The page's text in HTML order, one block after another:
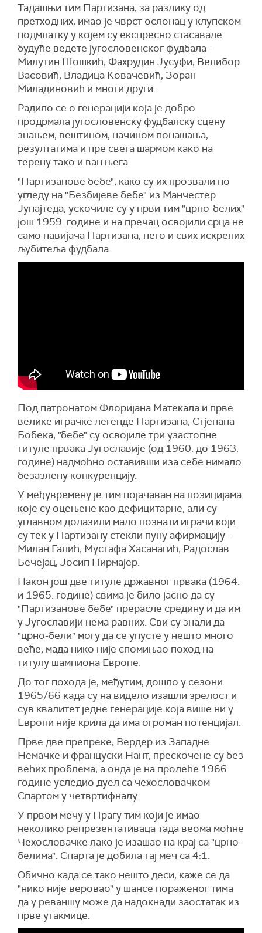
Тадашњи тим Партизана, за разлику од
претходних, имао је чврст ослонац у клупском
подмлатку у којем су експресно стасавале
будуће ведете југословенског фудбала -
Милутин Шошкић, Фахрудин Јусуфи, Велибор
Васовић, Владица Ковачевић, Зоран
Миладиновић и многи други.
Радило се о генерацији која је добро
продрмала југословенску фудбалску сцену
знањем, вештином, начином понашања,
резултатима и пре свега шармом како на
терену тако и ван њега.
"Партизанове бебе", како су их прозвали по
угледу на "Безбијеве бебе" из Манчестер
Јунајтеда, ускочиле су у први тим "црно-белих"
још 1959. године и на пречац освојили срца не
само навијача Партизана, него и свих искрених
љубитеља фудбала.
Под патронатом Флоријана Матекала и прве
велике играчке легенде Партизана, Стјепана
Бобека, "бебе" су освојиле три узастопне
титуле првака Југославије (од 1960. до 1963.
године) надмоћно оставивши иза себе нимало
безазлену конкуренцију.
У међувремену је тим појачаван на позицијама
које су оцењене као дефицитарне, али су
углавном долазили мало познати играчи који
су тек у Партизану стекли пуну афирмацију -
Милан Галић, Мустафа Хасанагић, Радослав
Бечејац, Јосип Пирмајер.
Након још две титуле државног првака (1964.
и 1965. године) свима је било јасно да су
"Партизанове бебе" прерасле средину и да им
у Југославији нема равних. Сви су знали да
"црно-бели" могу да се упусте у нешто много
веће, мада нико није спомињао поход на
титулу шампиона Европе.
До тог похода је, међутим, дошло у сезони
1965/66 када су на видело изашли зрелост и
сув квалитет једне генерације која више ни у
Европи није крила да има огроман потенцијал.
Прве две препреке, Вердер из Западне
Немачке и француски Нант, прескочене су без
већих проблема, а онда је на пролеће 1966.
године уследио дуел са чехословачком
Спартом у четвртифналу.
У првом мечу у Прагу тим који је имао
неколико репрезентативаца тада веома моћне
Чехословачке лако је изашао на крај са "црно-
белима". Спарта је добила тај меч са 4:1.
Обично када се тако нешто деси, каже се да
"нико није веровао" у шансе пораженог тима
да у реваншу може да надокнади заостатак из
прве утакмице.